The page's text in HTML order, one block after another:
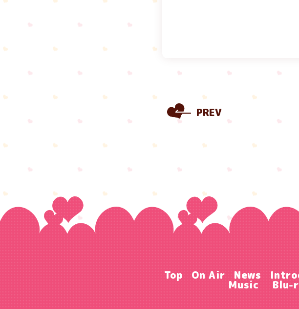
PREV
Top On Air News
Music Blu-